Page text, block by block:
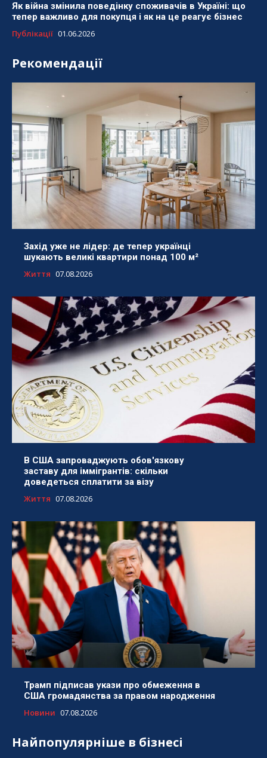
Як війна змінила поведінку споживачів в Україні: що
тепер важливо для покупця і як на це реагує бізнес
Публікації 01.06.2026
Рекомендації
Захід уже не лідер: де тепер українці
шукають великі квартири понад 100 м²
Життя 07.08.2026
В США запроваджують обов'язкову
заставу для іммігрантів: скільки
доведеться сплатити за візу
Життя 07.08.2026
Трамп підписав укази про обмеження в
США громадянства за правом народження
Новини 07.08.2026
Найпопулярніше в бізнесі